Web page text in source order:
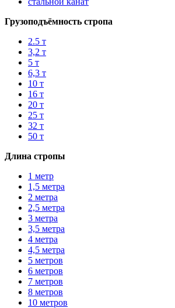
Грузоподъёмность стропа
2.5 т
3,2 т
5 т
6,3 т
10 т
16 т
20 т
25 т
32 т
50 т
Длина стропы
1 метр
1,5 метра
2 метра
2,5 метра
3 метра
3,5 метра
4 метра
4,5 метра
5 метров
6 метров
7 метров
8 метров
10 метров